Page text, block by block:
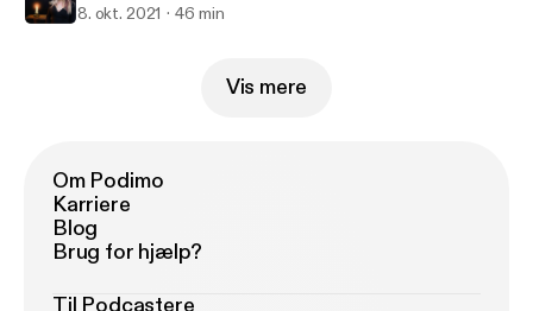
8. okt. 2021 46 min
Vis mere
Om Podimo
Karriere
Blog
Brug for hjælp?
Til Podcastere